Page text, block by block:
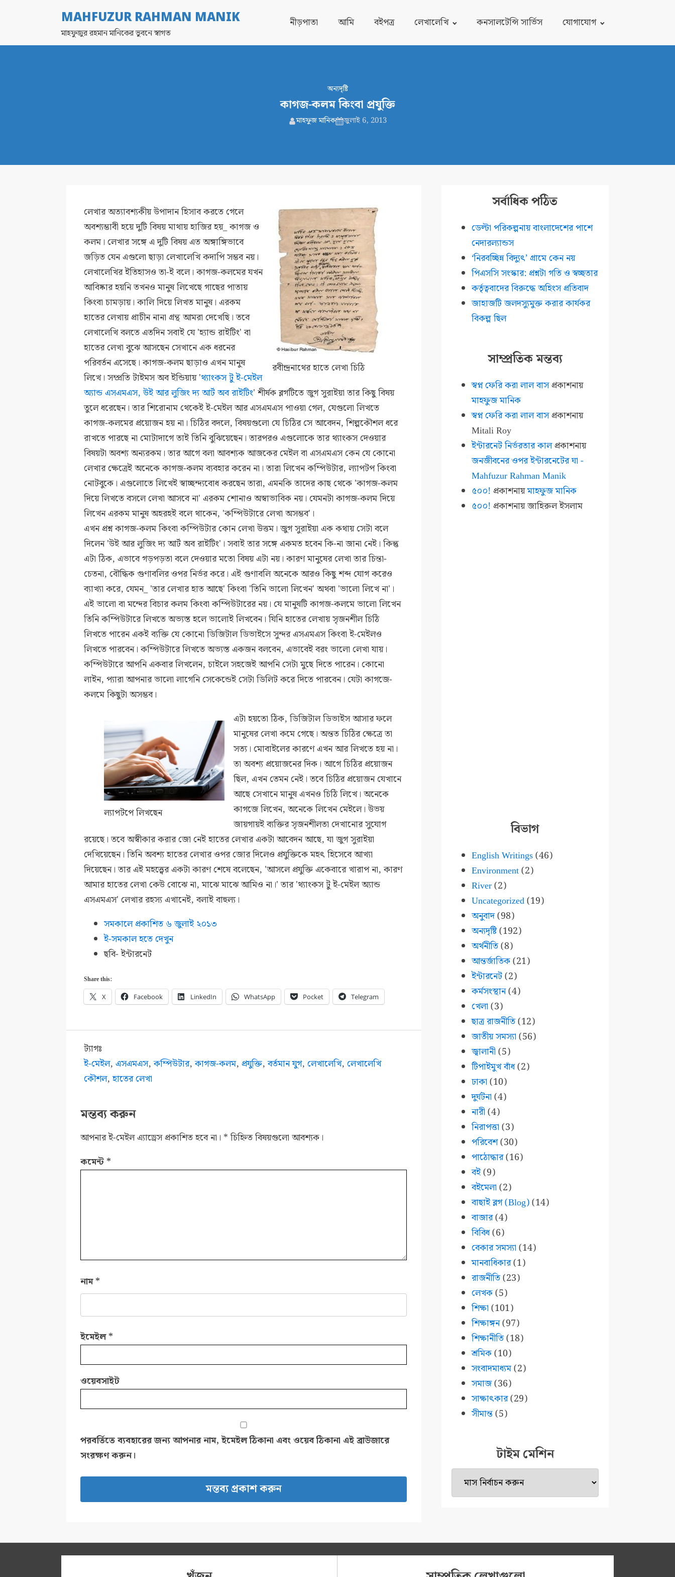
MAHFUZUR RAHMAN MANIK
মাহফুজুর রহমান মানিকের ভুবনে স্বাগত
নীড়পাতা আমি বইপত্র লেখালেখি কনসালটেন্সি সার্ভিস যোগাযোগ
অন্যদৃষ্টি
কাগজ-কলম কিংবা প্রযুক্তি
মাহফুজ মানিক জুলাই 6, 2013
রবীন্দ্রনাথের হাতে লেখা চিঠি
লেখার অত্যাবশ্যকীয় উপাদান হিসাব করতে গেলে
অবশ্যম্ভাবী হয়ে দুটি বিষয় মাথায় হাজির হয়_ কাগজ ও
কলম। লেখার সঙ্গে এ দুটি বিষয় এত অঙ্গাঙ্গিভাবে
জড়িত যেন এগুলো ছাড়া লেখালেখি কদাপি সম্ভব নয়।
লেখালেখির ইতিহাসও তা-ই বলে। কাগজ-কলমের যখন
আবিষ্কার হয়নি তখনও মানুষ লিখেছে গাছের পাতায়
কিংবা চামড়ায়। কালি দিয়ে লিখত মানুষ। এরকম
হাতের লেখায় প্রাচীন নানা গ্রন্থ আমরা দেখেছি। তবে
লেখালেখি বলতে এতদিন সবাই যে 'হ্যান্ড রাইটিং' বা
হাতের লেখা বুঝে আসছেন সেখানে এক ধরনের
পরিবর্তন এসেছে। কাগজ-কলম ছাড়াও এখন মানুষ
লিখে। সম্প্রতি টাইমস অব ইন্ডিয়ায় 'থ্যাংকস টু ই-মেইল
অ্যান্ড এসএমএস, উই আর লুজিং দ্য আর্ট অব রাইটিং' শীর্ষক ব্লগটিতে জুগ সুরাইয়া তার কিছু বিষয়
তুলে ধরেছেন। তার শিরোনাম থেকেই ই-মেইল আর এসএমএস পাওয়া গেল, যেগুলো লিখতে
কাগজ-কলমের প্রয়োজন হয় না। চিঠির বদলে, বিষয়গুলো যে চিঠির সে আবেদন, শিল্পকৌশল ধরে
রাখতে পারছে না মোটাদাগে তাই তিনি বুঝিয়েছেন। তারপরও এগুলোকে তার থ্যাংকস দেওয়ার
বিষয়টা অবশ্য অন্যরকম।তার আগে বলা আবশ্যক আজকের মেইল বা এসএমএস কেন যে কোনো
লেখার ক্ষেত্রেই অনেকে কাগজ-কলম ব্যবহার করেন না। তারা লিখেন কম্পিউটার, ল্যাপটপ কিংবা
নোটবুকে। এগুলোতে লিখেই স্বাচ্ছন্দ্যবোধ করছেন তারা, এমনকি তাদের কাছ থেকে 'কাগজ-কলম
দিয়ে লিখতে বসলে লেখা আসবে না' এরকম শোনাও অস্বাভাবিক নয়। যেমনটা কাগজ-কলম দিয়ে
লিখেন এরকম মানুষ অহরহই বলে থাকেন, 'কম্পিউটারে লেখা অসম্ভব'।
এখন প্রশ্ন কাগজ-কলম কিংবা কম্পিউটার কোন লেখা উত্তম। জুগ সুরাইয়া এক কথায় সেটা বলে
দিলেন 'উই আর লুজিং দ্য আর্ট অব রাইটিং'। সবাই তার সঙ্গে একমত হবেন কি-না জানা নেই। কিন্তু
এটা ঠিক, এভাবে গড়পড়তা বলে দেওয়ার মতো বিষয় এটা নয়। কারণ মানুষের লেখা তার চিন্তা-
চেতনা, বৌদ্ধিক গুণাবলির ওপর নির্ভর করে। এই গুণাবলি অনেকে আরও কিছু শব্দ যোগ করেও
ব্যাখ্যা করে, যেমন_ 'তার লেখার হাত আছে' কিংবা 'তিনি ভালো লিখেন' অথবা 'ভালো লিখে না'।
এই ভালো বা মন্দের বিচার কলম কিংবা কম্পিউটারের নয়। যে মানুষটি কাগজ-কলমে ভালো লিখেন
তিনি কম্পিউটারে লিখতে অভ্যস্ত হলে ভালোই লিখবেন। যিনি হাতের লেখায় সৃজনশীল চিঠি
লিখতে পারেন একই ব্যক্তি যে কোনো ডিজিটাল ডিভাইসে সুন্দর এসএমএস কিংবা ই-মেইলও
লিখতে পারবেন। কম্পিউটারে লিখতে অভ্যস্ত একজন বলবেন, এভাবেই বরং ভালো লেখা যায়।
কম্পিউটারে আপনি একবার লিখলেন, চাইলে সহজেই আপনি সেটা মুছে দিতে পারেন। কোনো
লাইন, প্যারা আপনার ভালো লাগেনি সেকেন্ডেই সেটা ডিলিট করে দিতে পারবেন। যেটা কাগজে-
কলমে কিছুটা অসম্ভব।
ল্যাপটপে লিখছেন
এটা হয়তো ঠিক, ডিজিটাল ডিভাইস আসার ফলে
মানুষের লেখা কমে গেছে। অন্তত চিঠির ক্ষেত্রে তা
সত্য। মোবাইলের কারণে এখন আর লিখতে হয় না।
তা অবশ্য প্রয়োজনের দিক। আগে চিঠির প্রয়োজন
ছিল, এখন তেমন নেই। তবে চিঠির প্রয়োজন যেখানে
আছে সেখানে মানুষ এখনও চিঠি লিখে। অনেকে
কাগজে লিখেন, অনেকে লিখেন মেইলে। উভয়
জায়গায়ই ব্যক্তির সৃজনশীলতা দেখানোর সুযোগ
রয়েছে। তবে অস্বীকার করার জো নেই হাতের লেখার একটা আবেদন আছে, যা জুগ সুরাইয়া
দেখিয়েছেন। তিনি অবশ্য হাতের লেখার ওপর জোর দিলেও প্রযুক্তিকে মহৎ হিসেবে আখ্যা
দিয়েছেন। তার এই মহত্ত্বের একটা কারণ শেষে বলেছেন, 'আসলে প্রযুক্তি একেবারে খারাপ না, কারণ
আমার হাতের লেখা কেউ বোঝে না, মাঝে মাঝে আমিও না।' তার 'থ্যাংকস টু ই-মেইল অ্যান্ড
এসএমএস' লেখার রহস্য এখানেই, বলাই বাহুল্য।
সমকালে প্রকাশিত ৬ জুলাই ২০১৩
ই-সমকাল হতে দেখুন
ছবি- ইন্টারনেট
Share this:
X Facebook LinkedIn WhatsApp Pocket Telegram
ট্যাগঃ
ই-মেইল,এসএমএস,কম্পিউটার,কাগজ-কলম,প্রযুক্তি,বর্তমান যুগ,লেখালেখি,লেখালেখি
কৌশল,হাতের লেখা
মন্তব্য করুন
আপনার ই-মেইল এ্যাড্রেস প্রকাশিত হবে না। * চিহ্নিত বিষয়গুলো আবশ্যক।
কমেন্ট *
নাম*
ইমেইল*
ওয়েবসাইট
পরবর্তিতে ব্যবহারের জন্য আপনার নাম, ইমেইল ঠিকানা এবং ওয়েব ঠিকানা এই ব্রাউজারে
সংরক্ষণ করুন।
সর্বাধিক পঠিত
ডেল্টা পরিকল্পনায় বাংলাদেশের পাশে
নেদারল্যান্ডস
‘নিরবচ্ছিন্ন বিদ্যুৎ’ গ্রামে কেন নয়
পিএসসি সংস্কার: প্রশ্নটা গতি ও স্বচ্ছতার
কর্তৃত্ববাদের বিরুদ্ধে অহিংস প্রতিবাদ
জাহাজটি জলদস্যুমুক্ত করার কার্যকর
বিকল্প ছিল
সাম্প্রতিক মন্তব্য
স্বপ্ন ফেরি করা লাল বাসপ্রকাশনায়
মাহফুজ মানিক
স্বপ্ন ফেরি করা লাল বাসপ্রকাশনায়
Mitali Roy
ইন্টারনেট নির্ভরতার কালপ্রকাশনায়
জনজীবনের ওপর ইন্টারনেটের ঘা -
Mahfuzur Rahman Manik
৫০০! প্রকাশনায়মাহফুজ মানিক
৫০০! প্রকাশনায়জাহিরুল ইসলাম
বিভাগ
English Writings(46)
Environment(2)
River(2)
Uncategorized(19)
অনুবাদ(98)
অন্যদৃষ্টি(192)
অর্থনীতি(8)
আন্তর্জাতিক(21)
ইন্টারনেট(2)
কর্মসংস্থান(4)
খেলা (3)
ছাত্র রাজনীতি(12)
জাতীয় সমস্যা (56)
জ্বালানী (5)
টিপাইমুখ বাঁধ(2)
ঢাকা (10)
দুর্ঘটনা (4)
নারী (4)
নিরাপত্তা (3)
পরিবেশ(30)
পাঠোদ্ধার(16)
বই(9)
বইমেলা (2)
বাছাই ব্লগ (Blog)(14)
বাজার(4)
বিবিধ(6)
বেকার সমস্যা (14)
মানবাধিকার(1)
রাজনীতি(23)
লেখক(5)
শিক্ষা (101)
শিক্ষাঙ্গন(97)
শিক্ষানীতি(18)
শ্রমিক(10)
সংবাদমাধ্যম(2)
সমাজ(36)
সাক্ষাৎকার(29)
সীমান্ত(5)
টাইম মেশিন
টাইম
মেশিন